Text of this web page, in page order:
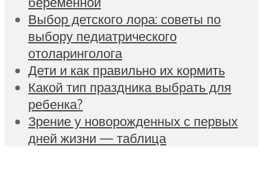
Выбор детского лора: советы по
выбору педиатрического
отоларинголога
Дети и как правильно их кормить
Какой тип праздника выбрать для
ребенка?
Зрение у новорожденных с первых
дней жизни — таблица